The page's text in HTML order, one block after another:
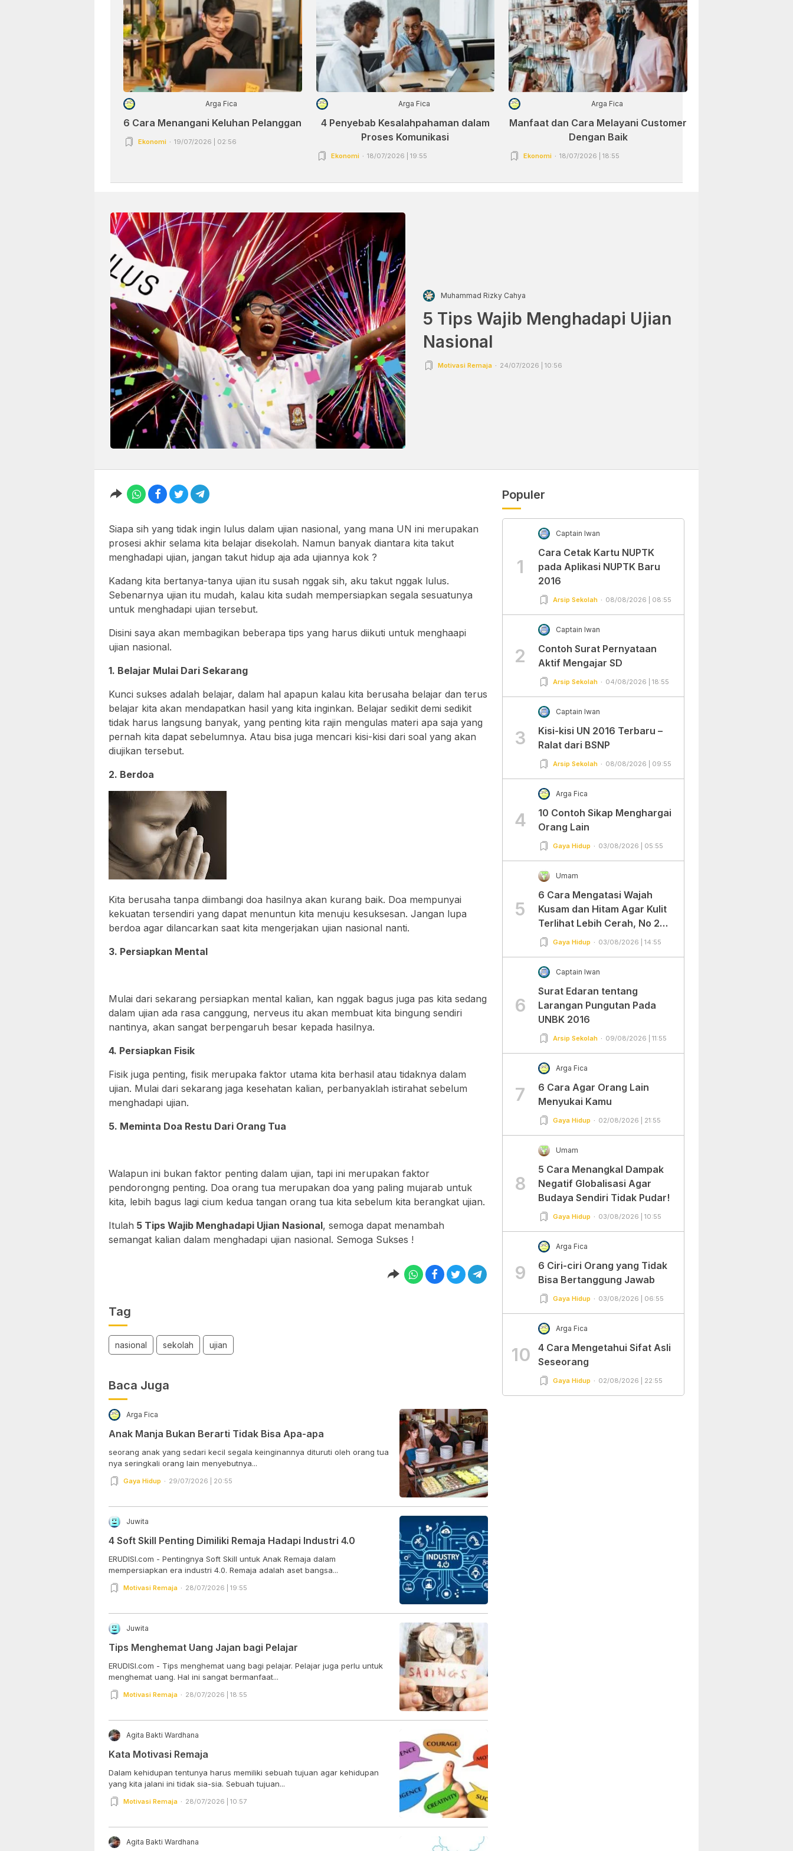
Arga Fica
6 Cara Menangani Keluhan Pelanggan
Ekonomi 19/07/2026 | 02:56
Arga Fica
4 Penyebab Kesalahpahaman dalam
Proses Komunikasi
Ekonomi 18/07/2026 | 19:55
Arga Fica
Manfaat dan Cara Melayani Customer
Dengan Baik
Ekonomi 18/07/2026 | 18:55
Muhammad Rizky Cahya
5 Tips Wajib Menghadapi Ujian
Nasional
Motivasi Remaja 24/07/2026 | 10:56
Siapa sih yang tidak ingin lulus dalam ujian nasional, yang mana UN ini merupakan
prosesi akhir selama kita belajar disekolah. Namun banyak diantara kita takut
menghadapi ujian, jangan takut hidup aja ada ujiannya kok ?
Kadang kita bertanya-tanya ujian itu susah nggak sih, aku takut nggak lulus.
Sebenarnya ujian itu mudah, kalau kita sudah mempersiapkan segala sesuatunya
untuk menghadapi ujian tersebut.
Disini saya akan membagikan beberapa tips yang harus diikuti untuk menghaapi
ujian nasional.
1. Belajar Mulai Dari Sekarang
Kunci sukses adalah belajar, dalam hal apapun kalau kita berusaha belajar dan terus
belajar kita akan mendapatkan hasil yang kita inginkan. Belajar sedikit demi sedikit
tidak harus langsung banyak, yang penting kita rajin mengulas materi apa saja yang
pernah kita dapat sebelumnya. Atau bisa juga mencari kisi-kisi dari soal yang akan
diujikan tersebut.
2. Berdoa
Kita berusaha tanpa diimbangi doa hasilnya akan kurang baik. Doa mempunyai
kekuatan tersendiri yang dapat menuntun kita menuju kesuksesan. Jangan lupa
berdoa agar dilancarkan saat kita mengerjakan ujian nasional nanti.
3. Persiapkan Mental
Mulai dari sekarang persiapkan mental kalian, kan nggak bagus juga pas kita sedang
dalam ujian ada rasa canggung, nerveus itu akan membuat kita bingung sendiri
nantinya, akan sangat berpengaruh besar kepada hasilnya.
4. Persiapkan Fisik
Fisik juga penting, fisik merupaka faktor utama kita berhasil atau tidaknya dalam
ujian. Mulai dari sekarang jaga kesehatan kalian, perbanyaklah istirahat sebelum
menghadapi ujian.
5. Meminta Doa Restu Dari Orang Tua
Walapun ini bukan faktor penting dalam ujian, tapi ini merupakan faktor
pendorongng penting. Doa orang tua merupakan doa yang paling mujarab untuk
kita, lebih bagus lagi cium kedua tangan orang tua kita sebelum kita berangkat ujian.
Itulah 5 Tips Wajib Menghadapi Ujian Nasional, semoga dapat menambah
semangat kalian dalam menghadapi ujian nasional. Semoga Sukses !
Tag
nasional sekolah ujian
Baca Juga
Arga Fica
Anak Manja Bukan Berarti Tidak Bisa Apa-apa
seorang anak yang sedari kecil segala keinginannya dituruti oleh orang tua
nya seringkali orang lain menyebutnya...
Gaya Hidup 29/07/2026 | 20:55
Juwita
4 Soft Skill Penting Dimiliki Remaja Hadapi Industri 4.0
ERUDISI.com - Pentingnya Soft Skill untuk Anak Remaja dalam
mempersiapkan era industri 4.0. Remaja adalah aset bangsa...
Motivasi Remaja 28/07/2026 | 19:55
Juwita
Tips Menghemat Uang Jajan bagi Pelajar
ERUDISI.com - Tips menghemat uang bagi pelajar. Pelajar juga perlu untuk
menghemat uang. Hal ini sangat bermanfaat...
Motivasi Remaja 28/07/2026 | 18:55
Agita Bakti Wardhana
Kata Motivasi Remaja
Dalam kehidupan tentunya harus memiliki sebuah tujuan agar kehidupan
yang kita jalani ini tidak sia-sia. Sebuah tujuan...
Motivasi Remaja 28/07/2026 | 10:57
Agita Bakti Wardhana
Populer
1
Captain Iwan
Cara Cetak Kartu NUPTK
pada Aplikasi NUPTK Baru
2016
Arsip Sekolah 08/08/2026 | 08:55
2
Captain Iwan
Contoh Surat Pernyataan
Aktif Mengajar SD
Arsip Sekolah 04/08/2026 | 18:55
3
Captain Iwan
Kisi-kisi UN 2016 Terbaru –
Ralat dari BSNP
Arsip Sekolah 08/08/2026 | 09:55
4
Arga Fica
10 Contoh Sikap Menghargai
Orang Lain
Gaya Hidup 03/08/2026 | 05:55
5
Umam
6 Cara Mengatasi Wajah
Kusam dan Hitam Agar Kulit
Terlihat Lebih Cerah, No 2
Gampang Banget dan Mudah
Gaya Hidup 03/08/2026 | 14:55
6
Captain Iwan
Surat Edaran tentang
Larangan Pungutan Pada
UNBK 2016
Arsip Sekolah 09/08/2026 | 11:55
7
Arga Fica
6 Cara Agar Orang Lain
Menyukai Kamu
Gaya Hidup 02/08/2026 | 21:55
8
Umam
5 Cara Menangkal Dampak
Negatif Globalisasi Agar
Budaya Sendiri Tidak Pudar!
Gaya Hidup 03/08/2026 | 10:55
9
Arga Fica
6 Ciri-ciri Orang yang Tidak
Bisa Bertanggung Jawab
Gaya Hidup 03/08/2026 | 06:55
10
Arga Fica
4 Cara Mengetahui Sifat Asli
Seseorang
Gaya Hidup 02/08/2026 | 22:55